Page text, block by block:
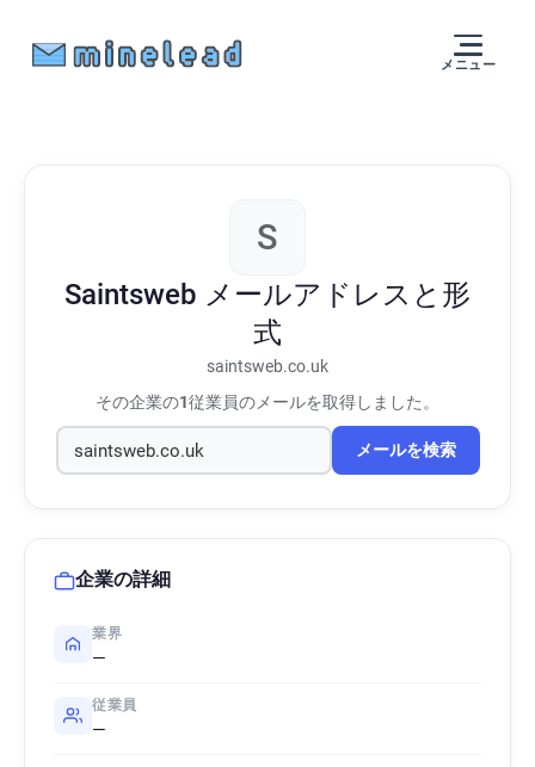
メニュー
S
Saintsweb メールアドレスと形
式
saintsweb.co.uk
その企業の1従業員のメールを取得しました。
メールを検索
企業の詳細
業界
—
従業員
—